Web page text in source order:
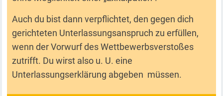
Auch du bist dann verpflichtet, den gegen dich
gerichteten Unterlassungsanspruch zu erfüllen,
wenn der Vorwurf des Wettbewerbsverstoßes
zutrifft. Du wirst also u. U. eine
Unterlassungserklärung abgeben müssen.